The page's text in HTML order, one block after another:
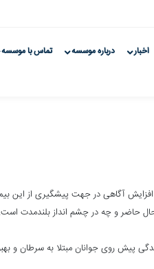
اخبار درباره موسسه تماس با موسسه
آگاهی در جهت پیشگیری از این
حال حاضر و چه در چشم انداز بلندمدت است.
پیش روی جوانان مبتلا به سرطان و